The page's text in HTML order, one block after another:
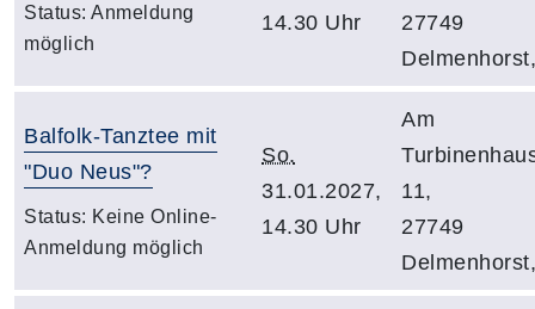
Status: Anmeldung
möglich
14.30 Uhr
27749
Delmenhorst,
Balfolk-Tanztee mit
"Duo Neus"?
Status: Keine Online-
Anmeldung möglich
So.
31.01.2027,
14.30 Uhr
Am
11,
27749
Delmenhorst,